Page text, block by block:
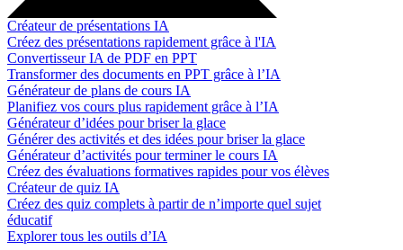
Créateur de présentations IA
Créez des présentations rapidement grâce à l'IA
Convertisseur IA de PDF en PPT
Transformer des documents en PPT grâce à l’IA
Générateur de plans de cours IA
Planifiez vos cours plus rapidement grâce à l’IA
Générateur d’idées pour briser la glace
Générer des activités et des idées pour briser la glace
Générateur d’activités pour terminer le cours IA
Créez des évaluations formatives rapides pour vos élèves
Créateur de quiz IA
Créez des quiz complets à partir de n’importe quel sujet
éducatif
Explorer tous les outils d’IA